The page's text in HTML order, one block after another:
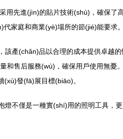
用先進(jìn)的貼片技術(shù)，確保了
代家庭和商業(yè)場所的節(jié)能要求
該產(chǎn)品以合理的成本提供卓越
和售后服務(wù)，確保用戶使用無憂
發(fā)展目標(biāo)。
燈不僅是一種實(shí)用的照明工具，